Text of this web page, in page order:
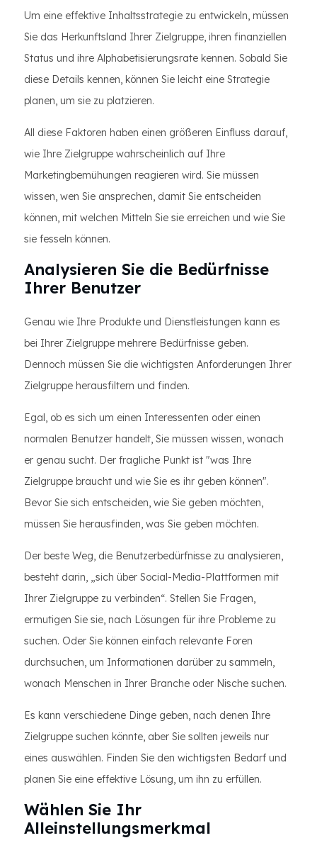
Um eine effektive Inhaltsstrategie zu entwickeln, müssen
Sie das Herkunftsland Ihrer Zielgruppe, ihren finanziellen
Status und ihre Alphabetisierungsrate kennen. Sobald Sie
diese Details kennen, können Sie leicht eine Strategie
planen, um sie zu platzieren.
All diese Faktoren haben einen größeren Einfluss darauf,
wie Ihre Zielgruppe wahrscheinlich auf Ihre
Marketingbemühungen reagieren wird. Sie müssen
wissen, wen Sie ansprechen, damit Sie entscheiden
können, mit welchen Mitteln Sie sie erreichen und wie Sie
sie fesseln können.
Analysieren Sie die Bedürfnisse
Ihrer Benutzer
Genau wie Ihre Produkte und Dienstleistungen kann es
bei Ihrer Zielgruppe mehrere Bedürfnisse geben.
Dennoch müssen Sie die wichtigsten Anforderungen Ihrer
Zielgruppe herausfiltern und finden.
Egal, ob es sich um einen Interessenten oder einen
normalen Benutzer handelt, Sie müssen wissen, wonach
er genau sucht. Der fragliche Punkt ist "was Ihre
Zielgruppe braucht und wie Sie es ihr geben können".
Bevor Sie sich entscheiden, wie Sie geben möchten,
müssen Sie herausfinden, was Sie geben möchten.
Der beste Weg, die Benutzerbedürfnisse zu analysieren,
besteht darin, „sich über Social-Media-Plattformen mit
Ihrer Zielgruppe zu verbinden“. Stellen Sie Fragen,
ermutigen Sie sie, nach Lösungen für ihre Probleme zu
suchen. Oder Sie können einfach relevante Foren
durchsuchen, um Informationen darüber zu sammeln,
wonach Menschen in Ihrer Branche oder Nische suchen.
Es kann verschiedene Dinge geben, nach denen Ihre
Zielgruppe suchen könnte, aber Sie sollten jeweils nur
eines auswählen. Finden Sie den wichtigsten Bedarf und
planen Sie eine effektive Lösung, um ihn zu erfüllen.
Wählen Sie Ihr
Alleinstellungsmerkmal